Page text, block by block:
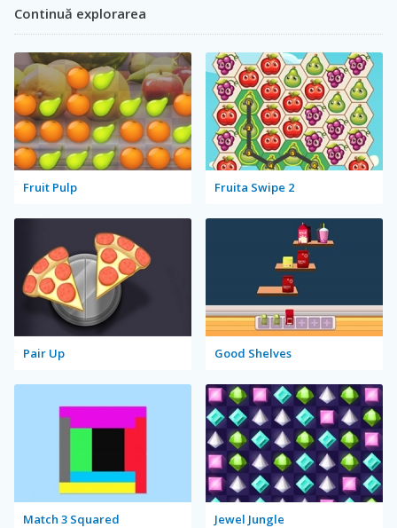
Continuă explorarea
Fruit Pulp Fruita Swipe 2
Pair Up Good Shelves
Match 3 Squared Jewel Jungle